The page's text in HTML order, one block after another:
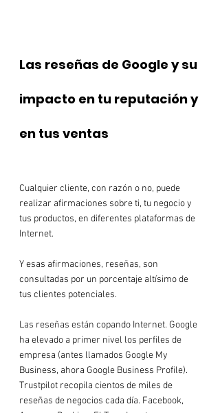
Las reseñas de Google y su
impacto en tu reputación y
en tus ventas
Cualquier cliente, con razón o no, puede
realizar afirmaciones sobre ti, tu negocio y
tus productos, en diferentes plataformas de
Internet.
Y esas afirmaciones, reseñas, son
consultadas por un porcentaje altísimo de
tus clientes potenciales.
Las reseñas están copando Internet. Google
ha elevado a primer nivel los perfiles de
empresa (antes llamados Google My
Business, ahora Google Business Profile).
Trustpilot recopila cientos de miles de
reseñas de negocios cada día. Facebook,